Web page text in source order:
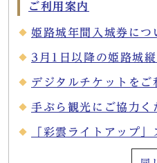
ご利用案内
姫路城年間入城券につ
3月1日以降の姫路城
デジタルチケットをご
手ぶら観光にご協力く
「彩雲ライトアップ」